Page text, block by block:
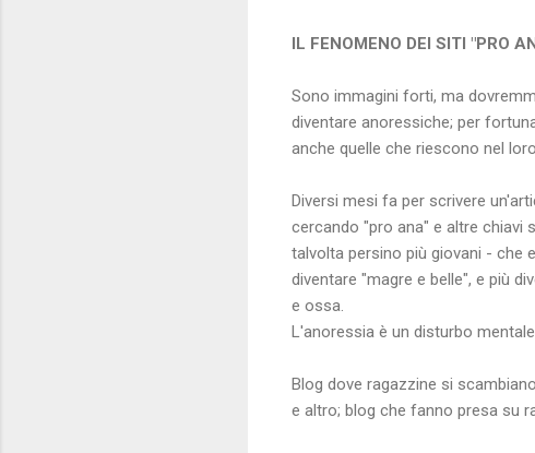
IL FENOMENO DEI SITI "PRO
Sono immagini forti, ma
diventare anoressiche; per
anche quelle che riescono nel
Diversi mesi fa per scrivere
cercando "pro ana" e altre chiavi
talvolta persino più giovani - che
diventare "magre e belle", e più
e ossa.
L'anoressia è un disturbo mentale.
Blog dove ragazzine si
e altro; blog che fanno presa su